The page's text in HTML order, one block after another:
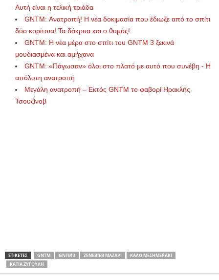
Αυτή είναι η τελική τριάδα
GNTM: Ανατροπή! Η νέα δοκιμασία που έδιωξε από το σπίτι
δύο κορίτσια! Τα δάκρυα και ο θυμός!
GNTM: Η νέα μέρα στο σπίτι του GNTM 3 ξεκινά
μουδιασμένα και αμήχανα
GNTM: «Πάγωσαν» όλοι στο πλατό με αυτό που συνέβη - Η
απόλυτη ανατροπή
Μεγάλη ανατροπή – Εκτός GNTM το φαβορί Ηρακλής
Τσουζίνοβ
ΕΤΙΚΕΤΕΣ GNTM GNTM 3 ΖΕΝΕΒΙΈΒ ΜΑΖΑΡΊ
ΚΑΛΌ ΜΕΣΗΜΕΡΆΚΙ
ΚΆΤΙΑ ΖΥΓΟΎΛΗ